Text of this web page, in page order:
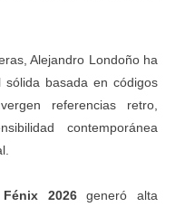
Alejandro Londoño ha
sólida basada en códigos
referencias retro,
contemporánea
2026generó alta